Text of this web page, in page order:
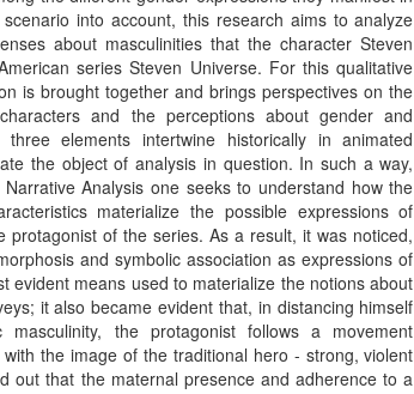
into account, this research aims to analyze
about masculinities that the character Steven
series Steven Universe. For this qualitative
is brought together and brings perspectives on the
and the perceptions about gender and
elements intertwine historically in animated
the object of analysis in question. In such a way,
Analysis one seeks to understand how the
materialize the possible expressions of
protagonist of the series. As a result, it was noticed,
and symbolic association as expressions of
evident means used to materialize the notions about
it also became evident that, in distancing himself
the protagonist follows a movement
the image of the traditional hero - strong, violent
out that the maternal presence and adherence to a